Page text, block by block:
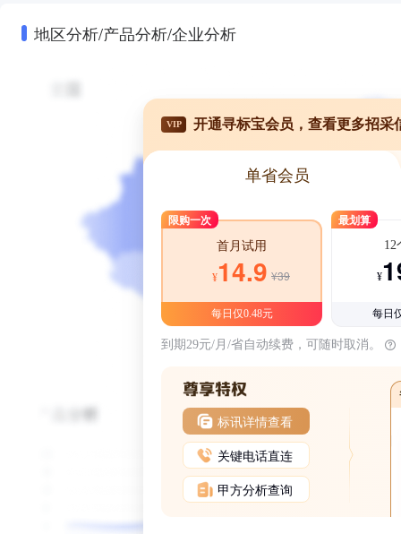
地区分析/产品分析/企业分析
VIP 开通寻标宝会员，查看更多招采
单省会员
限购一次
首月试用
¥14.9 ¥39
每日仅0.48元
最划算
12
¥
每日
到期29元/月/省自动续费，可随时取消。
标讯详情查看
关键电话直连
甲方分析查询